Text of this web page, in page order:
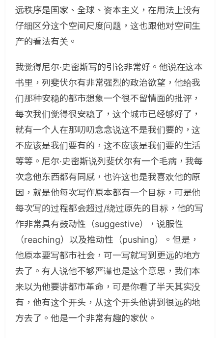
远秩序是国家、全球、资本主义，在用法上没有
仔细区分这个空间尺度问题，这也跟他对空间生
产的看法有关。
我觉得尼尔·史密斯写的引论非常好。他说在这本
书里，列斐伏尔有非常强烈的政治欲望，他给我
们那种安稳的都市想象一个很不留情面的批评，
每次我们觉得很安稳了，这个城市已经够好了，
就有一个人在那叨叨念念说这不是我们要的，这
不应该是我们要有的，这不应该是我们要的生活
等等。尼尔·史密斯说列斐伏尔有一个毛病，我每
次念他东西都有同感，也许这也是我喜欢他的原
因，就是他每次写作原本都有一个目标，可是他
每次写的过程都会超过/绕过原先的目标，他的写
作非常具有鼓动性（suggestive），说服性
（reaching）以及推动性（pushing）。但是，
他原本要写都市社会，可一写就写到更远的地方
去了。有人说他不够严谨也是这个意思，我们本
来以为他要讲都市革命，可是你看了半天其实没
有，他有这个开头，从这个开头他讲到很远的地
方去了。他是一个非常有趣的家伙。